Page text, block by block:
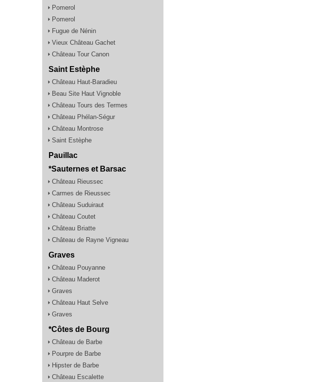
Pomerol
Pomerol
Fugue de Nénin
Vieux Château Gachet
Château Tour Canon
Saint Estèphe
Château Haut-Baradieu
Beau Site Haut Vignoble
Château Tours des Termes
Château Phélan-Ségur
Château Montrose
Saint Estèphe
Pauillac
*Sauternes et Barsac
Château Rieussec
Carmes de Rieussec
Château Suduiraut
Château Coutet
Château Briatte
Château de Rayne Vigneau
Graves
Château Pouyanne
Château Maderot
Graves
Château Haut Selve
Graves
*Côtes de Bourg
Château de Barbe
Pourpre de Barbe
Hipster de Barbe
Château Escalette